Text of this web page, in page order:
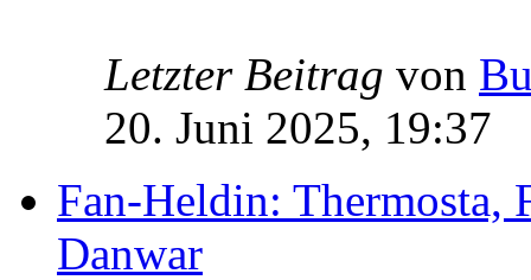
Letzter Beitrag von
20. Juni 2025, 19:37
Fan-Heldin: Thermosta,
Danwar